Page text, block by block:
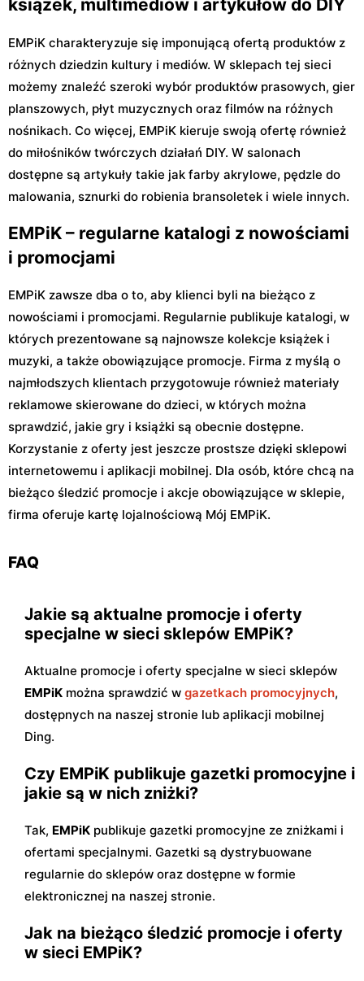
książek, multimediów i artykułów do DIY
EMPiK charakteryzuje się imponującą ofertą produktów z
różnych dziedzin kultury i mediów. W sklepach tej sieci
możemy znaleźć szeroki wybór produktów prasowych, gier
planszowych, płyt muzycznych oraz filmów na różnych
nośnikach. Co więcej, EMPiK kieruje swoją ofertę również
do miłośników twórczych działań DIY. W salonach
dostępne są artykuły takie jak farby akrylowe, pędzle do
malowania, sznurki do robienia bransoletek i wiele innych.
EMPiK – regularne katalogi z nowościami
i promocjami
EMPiK zawsze dba o to, aby klienci byli na bieżąco z
nowościami i promocjami. Regularnie publikuje katalogi, w
których prezentowane są najnowsze kolekcje książek i
muzyki, a także obowiązujące promocje. Firma z myślą o
najmłodszych klientach przygotowuje również materiały
reklamowe skierowane do dzieci, w których można
sprawdzić, jakie gry i książki są obecnie dostępne.
Korzystanie z oferty jest jeszcze prostsze dzięki sklepowi
internetowemu i aplikacji mobilnej. Dla osób, które chcą na
bieżąco śledzić promocje i akcje obowiązujące w sklepie,
firma oferuje kartę lojalnościową Mój EMPiK.
FAQ
Jakie są aktualne promocje i oferty
specjalne w sieci sklepów EMPiK?
Aktualne promocje i oferty specjalne w sieci sklepów
EMPiK można sprawdzić w gazetkach promocyjnych,
dostępnych na naszej stronie lub aplikacji mobilnej
Ding.
Czy EMPiK publikuje gazetki promocyjne i
jakie są w nich zniżki?
Tak, EMPiK publikuje gazetki promocyjne ze zniżkami i
ofertami specjalnymi. Gazetki są dystrybuowane
regularnie do sklepów oraz dostępne w formie
elektronicznej na naszej stronie.
Jak na bieżąco śledzić promocje i oferty
w sieci EMPiK?